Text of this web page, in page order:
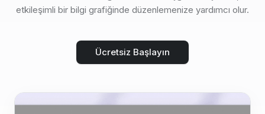
etkileşimli bir bilgi grafiğinde düzenlemenize yardımcı olur.
Ücretsiz Başlayın